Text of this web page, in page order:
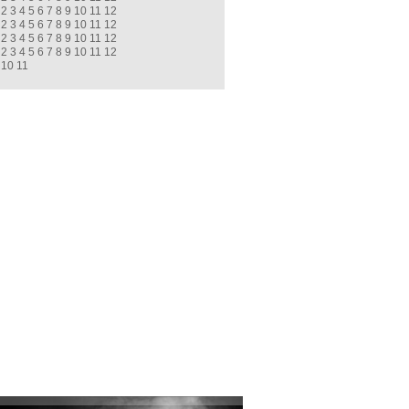
2 3 4 5 6 7 8 9 10 11 12
2 3 4 5 6 7 8 9 10 11 12
2 3 4 5 6 7 8 9 10 11 12
2 3 4 5 6 7 8 9 10 11 12
10 11